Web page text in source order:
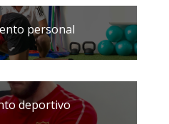
personal
deportivo